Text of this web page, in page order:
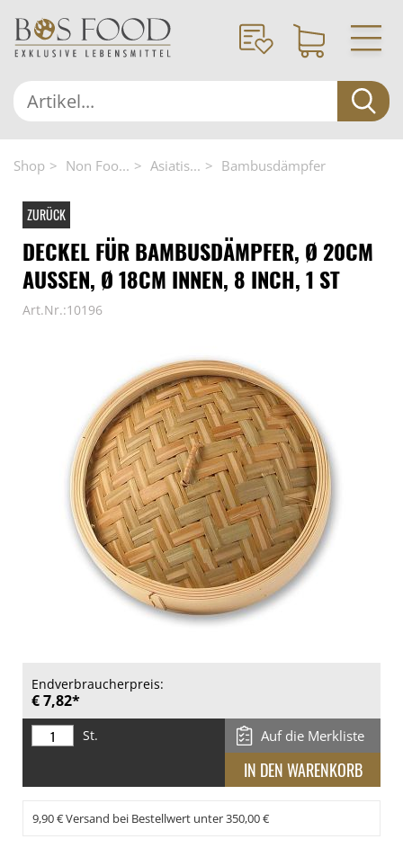
Shop Non Foo... Asiatis... Bambusdämpfer
ZURÜCK
DECKEL FÜR BAMBUSDÄMPFER, Ø 20CM
AUSSEN, Ø 18CM INNEN, 8 INCH, 1 ST
Art.Nr.:10196
Endverbraucherpreis:
€ 7,82*
St. Auf die Merkliste
9,90 € Versand bei Bestellwert unter 350,00 €